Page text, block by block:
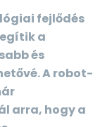
fejlődés
a
és
A robot-
arra, hogy a